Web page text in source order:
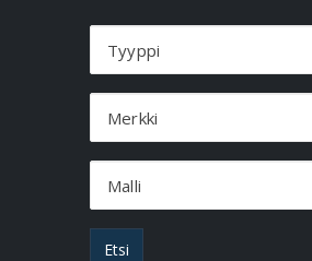
Tyyppi
Merkki
Malli
Etsi